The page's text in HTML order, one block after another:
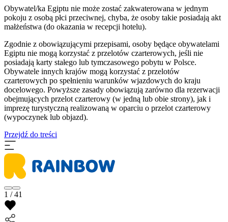
Obywatel/ka Egiptu nie może zostać zakwaterowana w jednym
pokoju z osobą płci przeciwnej, chyba, że osoby takie posiadają akt
małżeństwa (do okazania w recepcji hotelu).
Zgodnie z obowiązującymi przepisami, osoby będące obywatelami
Egiptu nie mogą korzystać z przelotów czarterowych, jeśli nie
posiadają karty stałego lub tymczasowego pobytu w Polsce.
Obywatele innych krajów mogą korzystać z przelotów
czarterowych po spełnieniu warunków wjazdowych do kraju
docelowego. Powyższe zasady obowiązują zarówno dla rezerwacji
obejmujących przelot czarterowy (w jedną lub obie strony), jak i
imprezę turystyczną realizowaną w oparciu o przelot czarterowy
(wypoczynek lub objazd).
Przejdź do treści
1 / 41